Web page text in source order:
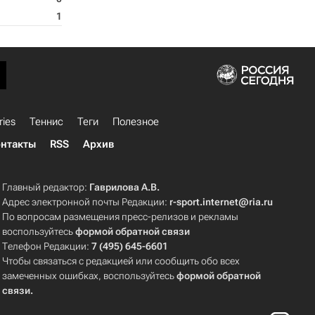
1
Теннис Теги
Полезное
RSS Архив
Главный редактор: Гаврилова А.В.
Адрес электронной почты Редакции: r-sport.internet@ria.ru
По вопросам размещения пресс-релизов и рекламы
воспользуйтесьформой обратной связи
Телефон Редакции:7 (495) 645-6601
Чтобы связаться с редакцией или сообщить обо всех
замеченных ошибках, воспользуйтесьформой обратной
связи.